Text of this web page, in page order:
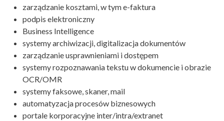
zarządzanie kosztami, w tym e-faktura
podpis elektroniczny
Business Intelligence
systemy archiwizacji, digitalizacja dokumentów
zarządzanie usprawnieniami i dostępem
systemy rozpoznawania tekstu w dokumencie i obrazie
OCR/OMR
systemy faksowe, skaner, mail
automatyzacja procesów biznesowych
portale korporacyjne inter/intra/extranet